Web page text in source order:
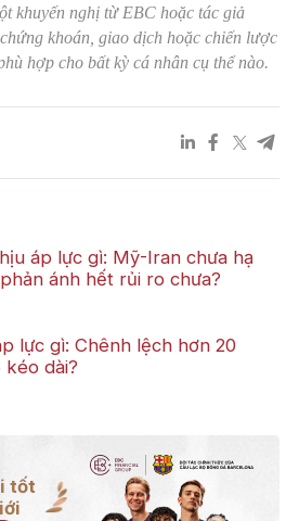
khuyến nghị từ EBC hoặc tác giả
khoán, giao dịch hoặc chiến lược
hợp cho bất kỳ cá nhân cụ thể nào.
áp lực gì: Mỹ-Iran chưa hạ
ánh hết rủi ro chưa?
lực gì: Chênh lệch hơn 20
dài?
tốt